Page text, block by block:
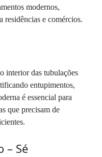
modernos,
residências e comércios.
interior das tubulações
entupimentos,
é essencial para
que precisam de
– Sé